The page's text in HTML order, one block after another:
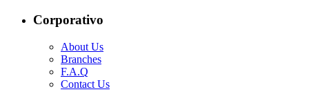
Corporativo
About Us
Branches
F.A.Q
Contact Us